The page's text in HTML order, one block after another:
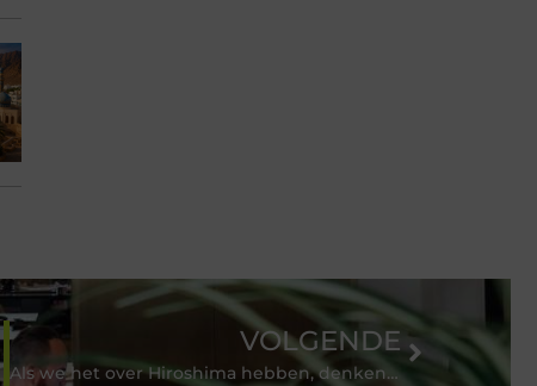
VOLGENDE
Als we het over Hiroshima hebben, denken we niet direct aan Mazda